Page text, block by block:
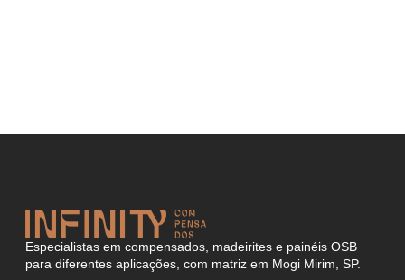
Especialistas em compensados, madeirites e painéis OSB
para diferentes aplicações, com matriz em Mogi Mirim, SP.